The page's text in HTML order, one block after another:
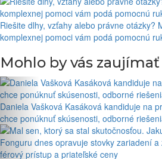
Riešite dlhy, vzťahy alebo právne otázky?
komplexnej pomoci vám podá pomocnú
Mohlo by vás zaujímať
Daniela Vašková Kasáková kandiduje na
chce ponúknuť skúsenosti, odborné